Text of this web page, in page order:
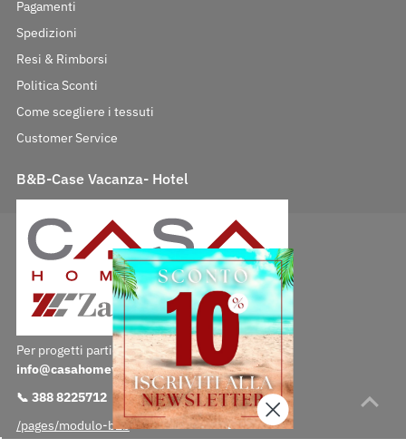
Pagamenti
Spedizioni
Resi & Rimborsi
Politica Sconti
Come scegliere i tessuti
Customer Service
B&B-Case Vacanza- Hotel
Per progetti particolari contattaci direttamente:
info@casahomewear.com
📞 388 8225712
/pages/modulo-b2b